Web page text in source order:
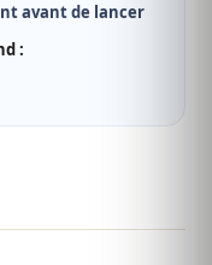
avant de lancer
: